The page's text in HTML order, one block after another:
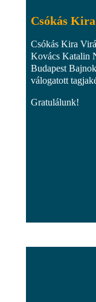
Csókás
Csókás Kira
Kovács Katalin
Budapest
válogatott
Gratulálunk!